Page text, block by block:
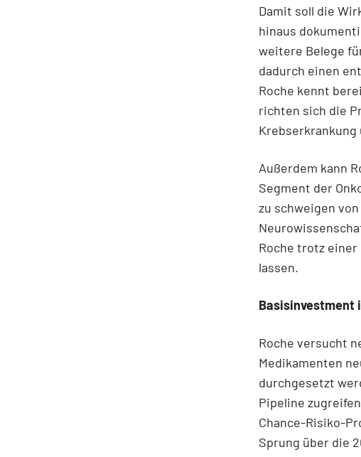
Damit soll die
hinaus
weitere Belege
dadurch einen
Roche kennt
richten sich die
Außerdem kann
Segment der
zu schweigen
Roche trotz
lassen.
Basisinvestment
Roche versucht
Medikamenten
durchgesetzt
Pipeline
Chance-Risiko-
Sprung über die